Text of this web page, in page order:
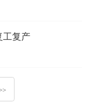
工复产